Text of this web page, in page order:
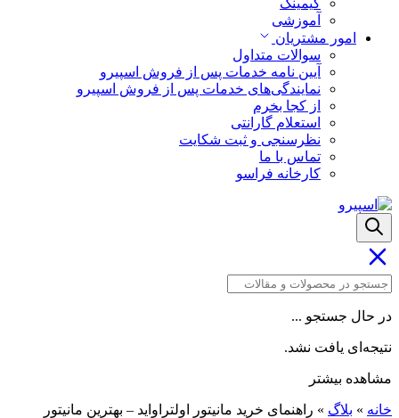
گیمینگ
آموزشی
امور مشتریان
سوالات متداول
آیین نامه خدمات پس از فروش اسپیرو
نمایندگی‌های خدمات پس از فروش اسپیرو
از کجا بخرم
استعلام گارانتی
نظرسنجی و ثبت شکایت
تماس با ما
کارخانه فراسو
در حال جستجو ...
نتیجه‌ای یافت نشد.
مشاهده بیشتر
خانه » بلاگ » راهنمای خرید مانیتور اولتراواید – بهترین مانیتور